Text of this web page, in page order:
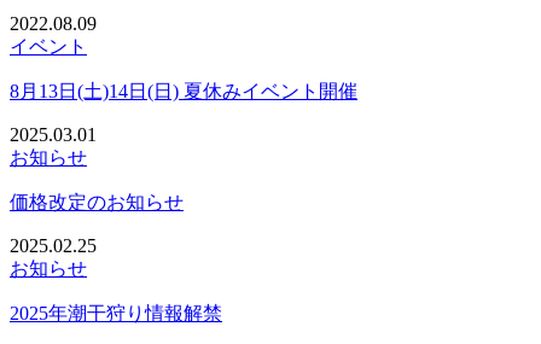
2022.08.09
イベント
8月13日(土)14日(日) 夏休みイベント開催
2025.03.01
お知らせ
価格改定のお知らせ
2025.02.25
お知らせ
2025年潮干狩り情報解禁